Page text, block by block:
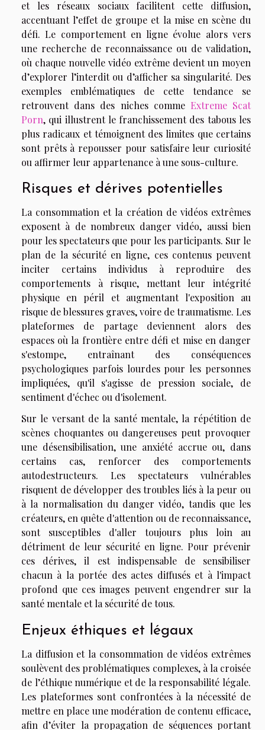
et les réseaux sociaux facilitent cette diffusion,
accentuant l’effet de groupe et la mise en scène du
défi. Le comportement en ligne évolue alors vers
une recherche de reconnaissance ou de validation,
où chaque nouvelle vidéo extrême devient un moyen
d’explorer l’interdit ou d’afficher sa singularité. Des
exemples emblématiques de cette tendance se
retrouvent dans des niches comme Extreme Scat
Porn, qui illustrent le franchissement des tabous les
plus radicaux et témoignent des limites que certains
sont prêts à repousser pour satisfaire leur curiosité
ou affirmer leur appartenance à une sous-culture.
Risques et dérives potentielles
La consommation et la création de vidéos extrêmes
exposent à de nombreux danger vidéo, aussi bien
pour les spectateurs que pour les participants. Sur le
plan de la sécurité en ligne, ces contenus peuvent
inciter certains individus à reproduire des
comportements à risque, mettant leur intégrité
physique en péril et augmentant l'exposition au
risque de blessures graves, voire de traumatisme. Les
plateformes de partage deviennent alors des
espaces où la frontière entre défi et mise en danger
s'estompe, entraînant des conséquences
psychologiques parfois lourdes pour les personnes
impliquées, qu'il s'agisse de pression sociale, de
sentiment d'échec ou d'isolement.
Sur le versant de la santé mentale, la répétition de
scènes choquantes ou dangereuses peut provoquer
une désensibilisation, une anxiété accrue ou, dans
certains cas, renforcer des comportements
autodestructeurs. Les spectateurs vulnérables
risquent de développer des troubles liés à la peur ou
à la normalisation du danger vidéo, tandis que les
créateurs, en quête d'attention ou de reconnaissance,
sont susceptibles d'aller toujours plus loin au
détriment de leur sécurité en ligne. Pour prévenir
ces dérives, il est indispensable de sensibiliser
chacun à la portée des actes diffusés et à l'impact
profond que ces images peuvent engendrer sur la
santé mentale et la sécurité de tous.
Enjeux éthiques et légaux
La diffusion et la consommation de vidéos extrêmes
soulèvent des problématiques complexes, à la croisée
de l’éthique numérique et de la responsabilité légale.
Les plateformes sont confrontées à la nécessité de
mettre en place une modération de contenu efficace,
afin d’éviter la propagation de séquences portant